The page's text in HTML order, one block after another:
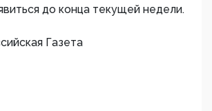
до конца текущей недели.
Газета